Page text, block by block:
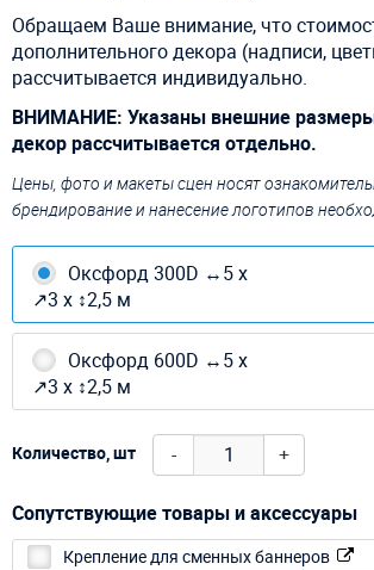
Обращаем Ваше внимание, что
дополнительного декора (надписи,
рассчитывается индивидуально.
ВНИМАНИЕ: Указаны внешние
декор рассчитывается отдельно.
Цены, фото и макеты сцен носят
брендирование и нанесение логотипов
Оксфорд 300D ↔5 х
↗3 х ↕2,5 м
Оксфорд 600D ↔5 х
↗3 х ↕2,5 м
Количество, шт - +
Сопутствующие товары и аксессуары
Крепление для сменных баннеров